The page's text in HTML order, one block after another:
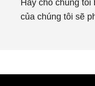
Hãy cho chúng
của chúng tôi sẽ